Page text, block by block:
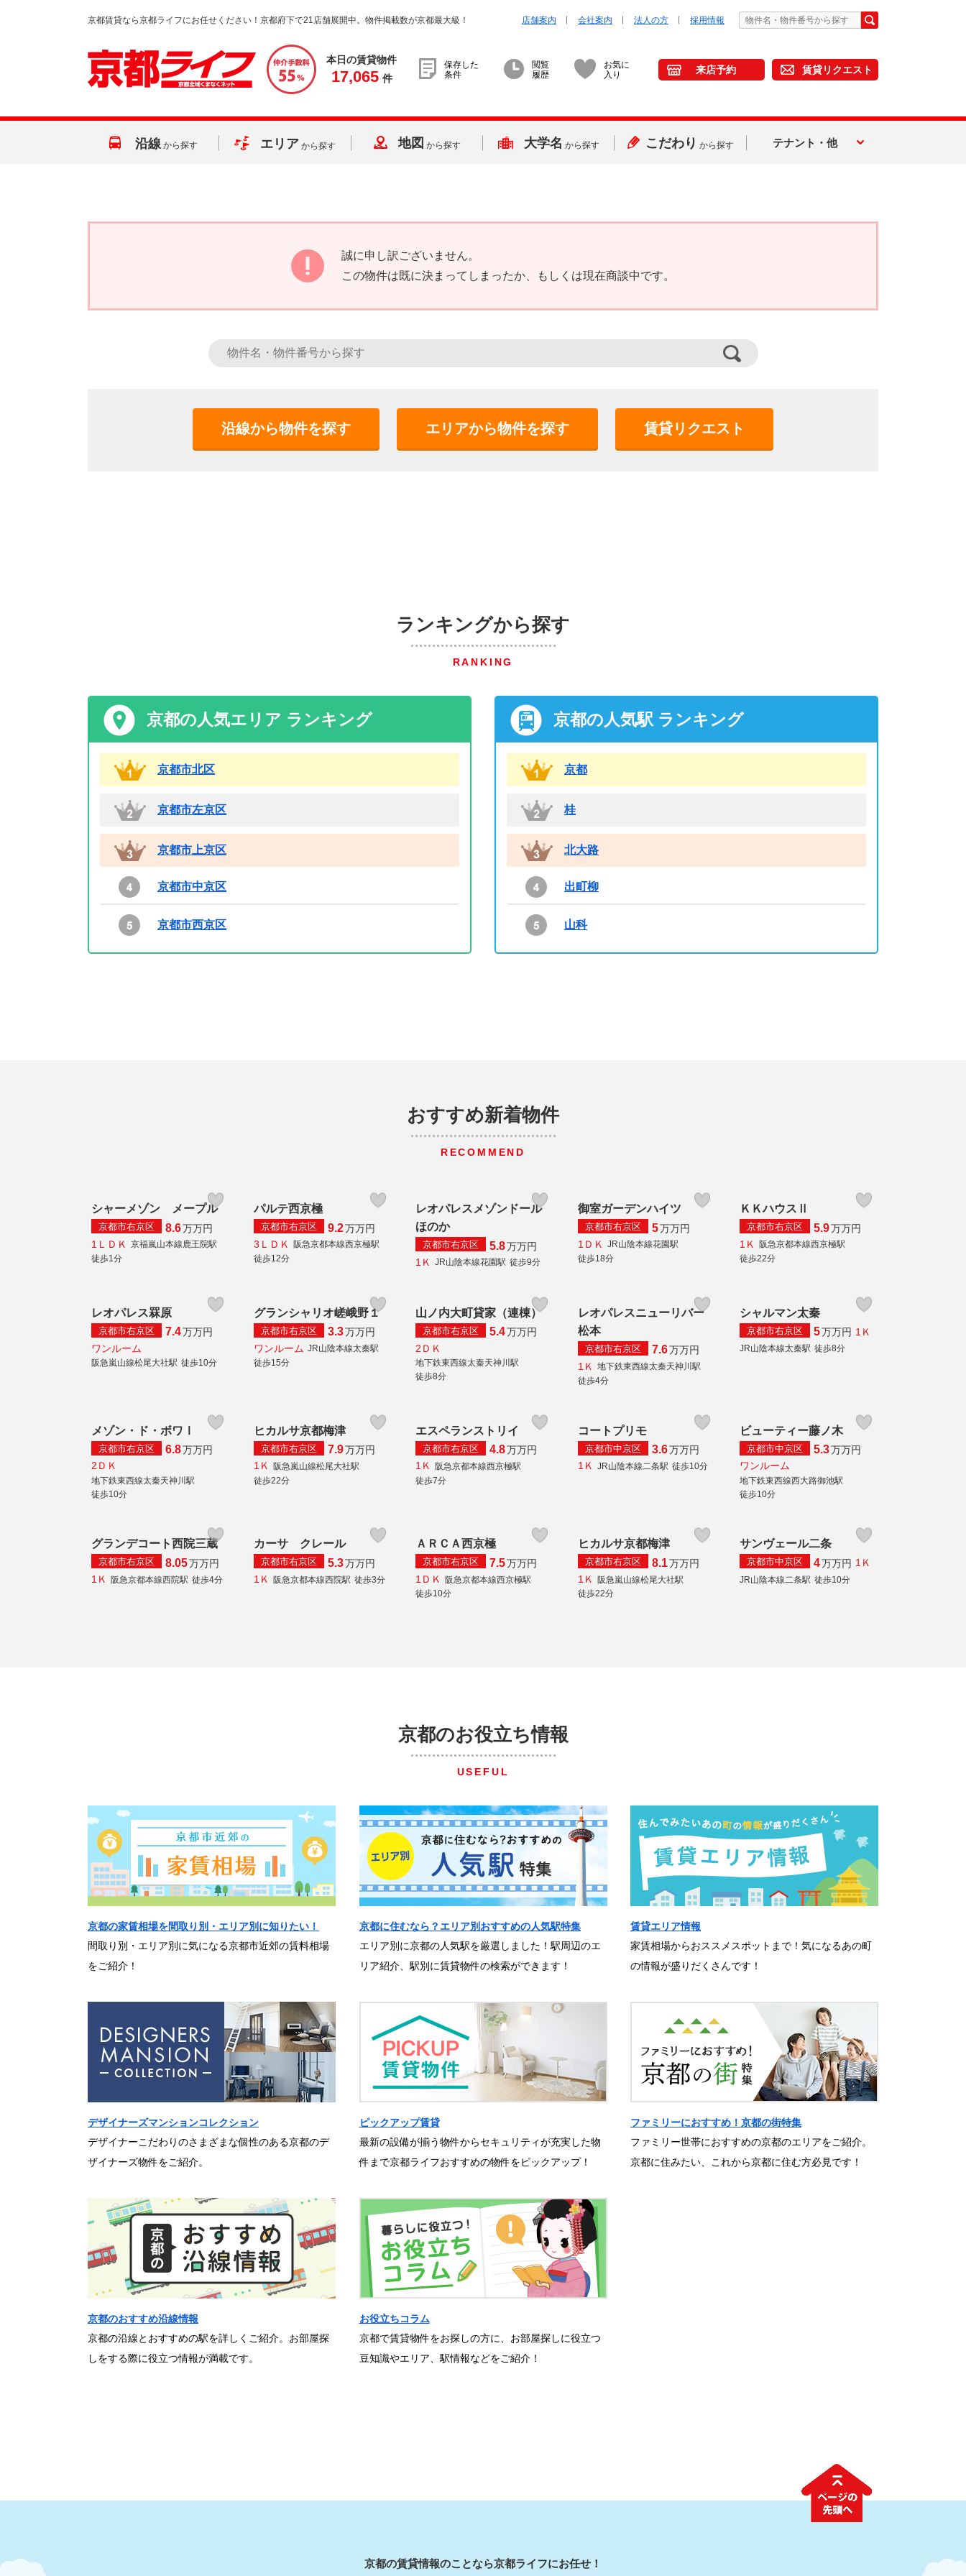
京都賃貸なら京都ライフにお任せください！京都府下で21店舗展開中。物件掲載数が京都最大級！ 店舗案内 会社案内 法人の方 採用情報
本日の賃貸物件
17,065 件
保存した
条件
閲覧
履歴
お気に
入り
来店予約 賃貸リクエスト
沿線 から探す エリア から探す 地図 から探す 大学名 から探す こだわり から探す テナント・他
誠に申し訳ございません。
この物件は既に決まってしまったか、もしくは現在商談中です。
沿線から物件を探す エリアから物件を探す 賃貸リクエスト
ランキングから探す
RANKING
京都の人気エリア ランキング
京都市北区
京都市左京区
京都市上京区
京都市中京区
京都市西京区
京都の人気駅 ランキング
京都
桂
北大路
出町柳
山科
おすすめ新着物件
RECOMMEND
シャーメゾン メープル
京都市右京区 8.6万万円
1ＬＤＫ
京福嵐山本線鹿王院駅
徒歩1分
パルテ西京極
京都市右京区 9.2万万円
3ＬＤＫ
阪急京都本線西京極駅
徒歩12分
レオパレスメゾンドール
ほのか
京都市右京区 5.8万万円
1Ｋ
JR山陰本線花園駅 徒歩9分
御室ガーデンハイツ
京都市右京区 5万万円
1ＤＫ
JR山陰本線花園駅
徒歩18分
ＫＫハウスⅡ
京都市右京区 5.9万万円
1Ｋ
阪急京都本線西京極駅
徒歩22分
レオパレス罧原
京都市右京区 7.4万万円
ワンルーム
阪急嵐山線松尾大社駅 徒歩10分
グランシャリオ嵯峨野１
京都市右京区 3.3万万円
ワンルーム JR山陰本線太秦駅
徒歩15分
山ノ内大町貸家（連棟）
京都市右京区 5.4万万円
2ＤＫ
地下鉄東西線太秦天神川駅
徒歩8分
レオパレスニューリバー
松本
京都市右京区 7.6万万円
1Ｋ
地下鉄東西線太秦天神川駅
徒歩4分
シャルマン太秦
京都市右京区 5万万円 1Ｋ
JR山陰本線太秦駅 徒歩8分
メゾン・ド・ボワⅠ
京都市右京区 6.8万万円
2ＤＫ
地下鉄東西線太秦天神川駅
徒歩10分
ヒカルサ京都梅津
京都市右京区 7.9万万円
1Ｋ 阪急嵐山線松尾大社駅
徒歩22分
エスペランストリイ
京都市右京区 4.8万万円
1Ｋ 阪急京都本線西京極駅
徒歩7分
コートプリモ
京都市中京区 3.6万万円
1Ｋ JR山陰本線二条駅 徒歩10分
ビューティー藤ノ木
京都市中京区 5.3万万円
ワンルーム
地下鉄東西線西大路御池駅
徒歩10分
グランデコート西院三蔵
京都市右京区 8.05万万円
1Ｋ
阪急京都本線西院駅 徒歩4分
カーサ クレール
京都市右京区 5.3万万円
1Ｋ
阪急京都本線西院駅 徒歩3分
ＡＲＣＡ西京極
京都市右京区 7.5万万円
1ＤＫ
阪急京都本線西京極駅
徒歩10分
ヒカルサ京都梅津
京都市右京区 8.1万万円
1Ｋ
阪急嵐山線松尾大社駅
徒歩22分
サンヴェール二条
京都市中京区 4万万円 1Ｋ
JR山陰本線二条駅 徒歩10分
京都のお役立ち情報
USEFUL
京都の家賃相場を間取り別・エリア別に知りたい！
間取り別・エリア別に気になる京都市近郊の賃料相場
をご紹介！
京都に住むなら？エリア別おすすめの人気駅特集
エリア別に京都の人気駅を厳選しました！駅周辺のエ
リア紹介、駅別に賃貸物件の検索ができます！
賃貸エリア情報
家賃相場からおススメスポットまで！気になるあの町
の情報が盛りだくさんです！
デザイナーズマンションコレクション
デザイナーこだわりのさまざまな個性のある京都のデ
ザイナーズ物件をご紹介。
ピックアップ賃貸
最新の設備が揃う物件からセキュリティが充実した物
件まで京都ライフおすすめの物件をピックアップ！
ファミリーにおすすめ！京都の街特集
ファミリー世帯におすすめの京都のエリアをご紹介。
京都に住みたい、これから京都に住む方必見です！
京都のおすすめ沿線情報
京都の沿線とおすすめの駅を詳しくご紹介。お部屋探
しをする際に役立つ情報が満載です。
お役立ちコラム
京都で賃貸物件をお探しの方に、お部屋探しに役立つ
豆知識やエリア、駅情報などをご紹介！
京都の賃貸情報のことなら京都ライフにお任せ！